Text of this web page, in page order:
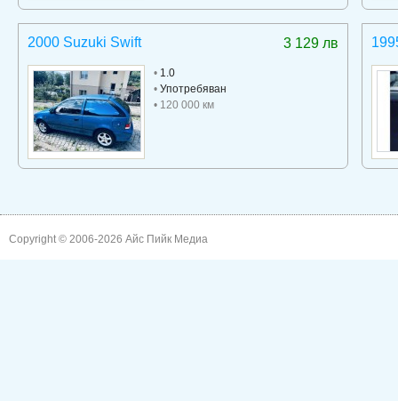
3 129 лв
2000 Suzuki Swift
• 1.0
• Употребяван
• 120 000 км
Copyright © 2006-2026 Айс Пийк Медиа